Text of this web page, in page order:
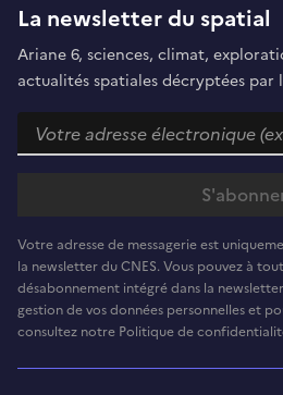
La newsletter du spatial
Ariane 6, sciences, climat,
actualités spatiales décryptées par
Votre adresse de messagerie est
la newsletter du CNES. Vous pouvez à
désabonnement intégré dans la
gestion de vos données personnelles et
consultez notre Politique de